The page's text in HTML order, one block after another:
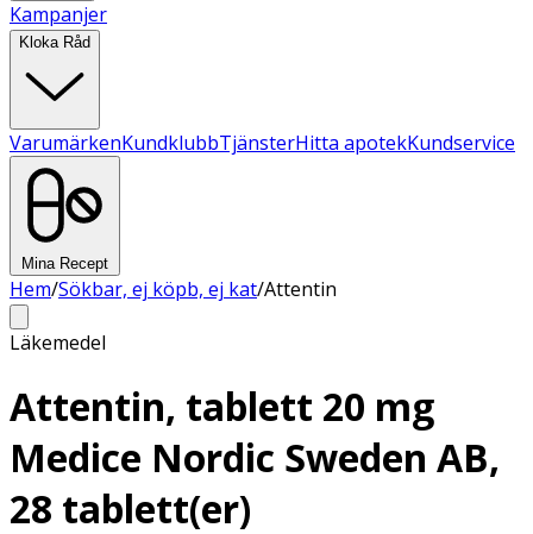
Kampanjer
Kloka Råd
VarumärkenKundklubbTjänsterHitta apotekKundservice
Mina Recept
Hem/Sökbar, ej köpb, ej kat/Attentin
Läkemedel
Attentin, tablett 20 mg
Medice Nordic Sweden AB,
28 tablett(er)